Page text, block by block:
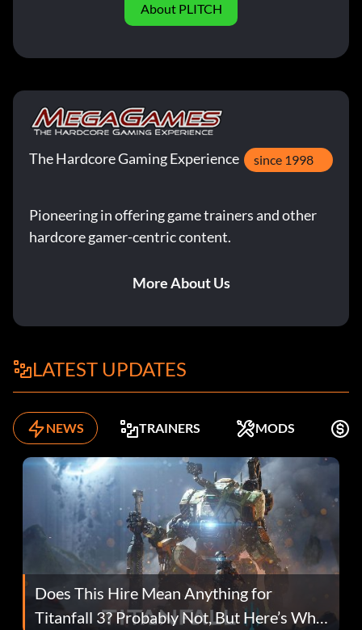
About PLITCH
The Hardcore Gaming Experience since 1998
Pioneering in offering game trainers and other
hardcore gamer-centric content.
More About Us
LATEST UPDATES
NEWS TRAINERS MODS
Does This Hire Mean Anything for
Titanfall 3? Probably Not, But Here’s Why